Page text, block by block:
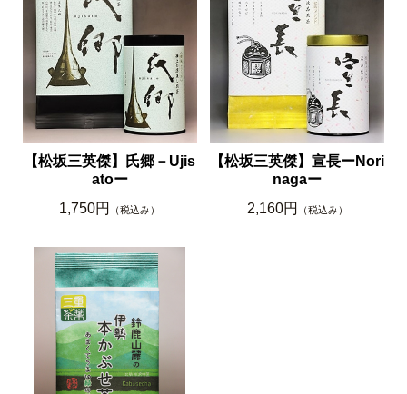
【松坂三英傑】氏郷－Ujis
atoー
1,750円
（税込み）
【松坂三英傑】宣長ーNori
nagaー
2,160円
（税込み）